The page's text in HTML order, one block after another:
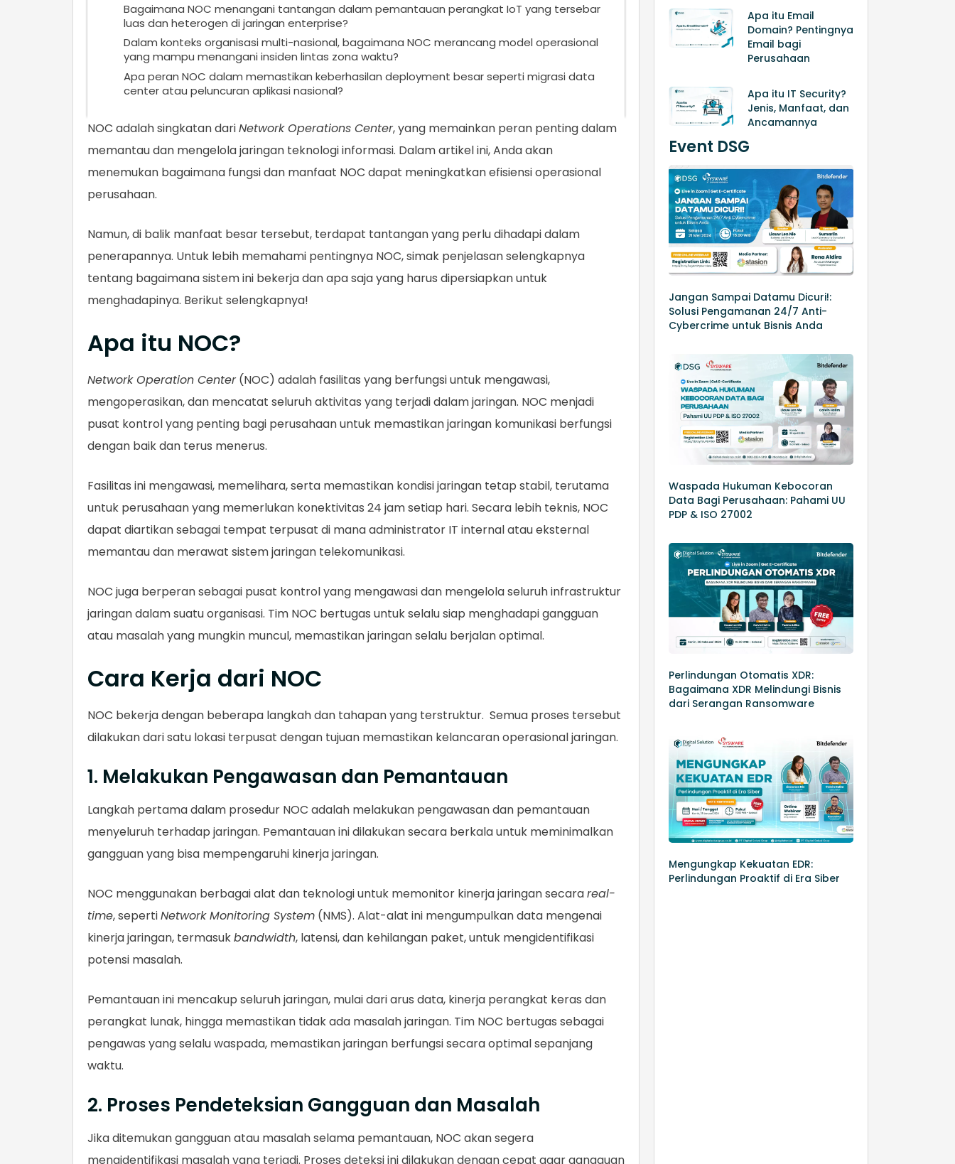
Bagaimana NOC menangani tantangan dalam pemantauan perangkat IoT yang tersebar
luas dan heterogen di jaringan enterprise?
Dalam konteks organisasi multi-nasional, bagaimana NOC merancang model operasional
yang mampu menangani insiden lintas zona waktu?
Apa peran NOC dalam memastikan keberhasilan deployment besar seperti migrasi data
center atau peluncuran aplikasi nasional?
NOC adalah singkatan dariNetwork Operations Center, yang memainkan peran penting dalam
memantau dan mengelola jaringan teknologi informasi. Dalam artikel ini, Anda akan
menemukan bagaimana fungsi dan manfaat NOC dapat meningkatkan efisiensi operasional
perusahaan.
Namun, di balik manfaat besar tersebut, terdapat tantangan yang perlu dihadapi dalam
penerapannya. Untuk lebih memahami pentingnya NOC, simak penjelasan selengkapnya
tentang bagaimana sistem ini bekerja dan apa saja yang harus dipersiapkan untuk
menghadapinya. Berikut selengkapnya!
Apa itu NOC?
Network Operation Center(NOC) adalah fasilitas yang berfungsi untuk mengawasi,
mengoperasikan, dan mencatat seluruh aktivitas yang terjadi dalam jaringan. NOC menjadi
pusat kontrol yang penting bagi perusahaan untuk memastikan jaringan komunikasi berfungsi
dengan baik dan terus menerus.
Fasilitas ini mengawasi, memelihara, serta memastikan kondisi jaringan tetap stabil, terutama
untuk perusahaan yang memerlukan konektivitas 24 jam setiap hari. Secara lebih teknis, NOC
dapat diartikan sebagai tempat terpusat di mana administrator IT internal atau eksternal
memantau dan merawat sistem jaringan telekomunikasi.
NOC juga berperan sebagai pusat kontrol yang mengawasi dan mengelola seluruh infrastruktur
jaringan dalam suatu organisasi. Tim NOC bertugas untuk selalu siap menghadapi gangguan
atau masalah yang mungkin muncul, memastikan jaringan selalu berjalan optimal.
Cara Kerja dari NOC
NOC bekerja dengan beberapa langkah dan tahapan yang terstruktur. Semua proses tersebut
dilakukan dari satu lokasi terpusat dengan tujuan memastikan kelancaran operasional jaringan.
1. Melakukan Pengawasan dan Pemantauan
Langkah pertama dalam prosedur NOC adalah melakukan pengawasan dan pemantauan
menyeluruh terhadap jaringan. Pemantauan ini dilakukan secara berkala untuk meminimalkan
gangguan yang bisa mempengaruhi kinerja jaringan.
NOC menggunakan berbagai alat dan teknologi untuk memonitor kinerja jaringan secarareal-
time, sepertiNetwork Monitoring System (NMS). Alat-alat ini mengumpulkan data mengenai
kinerja jaringan, termasukbandwidth, latensi, dan kehilangan paket, untuk mengidentifikasi
potensi masalah.
Pemantauan ini mencakup seluruh jaringan, mulai dari arus data, kinerja perangkat keras dan
perangkat lunak, hingga memastikan tidak ada masalah jaringan. Tim NOC bertugas sebagai
pengawas yang selalu waspada, memastikan jaringan berfungsi secara optimal sepanjang
waktu.
2. Proses Pendeteksian Gangguan dan Masalah
Jika ditemukan gangguan atau masalah selama pemantauan, NOC akan segera
mengidentifikasi masalah yang terjadi. Proses deteksi ini dilakukan dengan cepat agar gangguan
Apa itu Email
Domain? Pentingnya
Email bagi
Perusahaan
Apa itu IT Security?
Jenis, Manfaat, dan
Ancamannya
Event DSG
Jangan Sampai Datamu Dicuri!:
Solusi Pengamanan 24/7 Anti-
Cybercrime untuk Bisnis Anda
Waspada Hukuman Kebocoran
Data Bagi Perusahaan: Pahami UU
PDP & ISO 27002
Perlindungan Otomatis XDR:
Bagaimana XDR Melindungi Bisnis
dari Serangan Ransomware
Mengungkap Kekuatan EDR:
Perlindungan Proaktif di Era Siber